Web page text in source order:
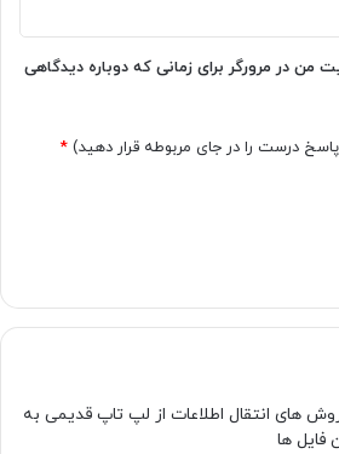
من در مرورگر برای زمانی که دوباره دیدگاهی
درست را در جای مربوطه قرار دهید) *
های انتقال اطلاعات از لپ تاپ قدیمی به
ها